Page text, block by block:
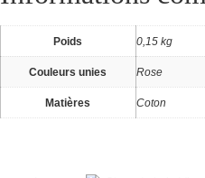
Poids 0,15 kg
Couleurs unies Rose
Matières Coton